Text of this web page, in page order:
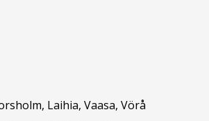
Laihia, Vaasa, Vörå